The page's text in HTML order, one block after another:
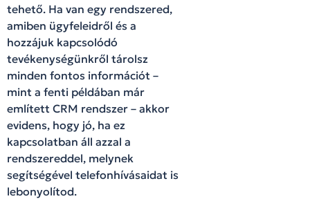
tehető. Ha van egy rendszered,
amiben ügyfeleidről és a
hozzájuk kapcsolódó
tevékenységünkről tárolsz
minden fontos információt –
mint a fenti példában már
említett CRM rendszer – akkor
evidens, hogy jó, ha ez
kapcsolatban áll azzal a
rendszereddel, melynek
segítségével telefonhívásaidat is
lebonyolítod.